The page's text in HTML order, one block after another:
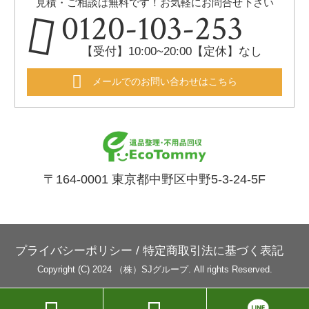
見積・ご相談は無料です！お気軽にお問合せ下さい
0120-103-253
【受付】10:00~20:00【定休】なし
メールでのお問い合わせはこちら
〒164-0001 東京都中野区中野5-3-24-5F
プライバシーポリシー / 特定商取引法に基づく表記
Copyright (C) 2024 （株）SJグループ. All rights Reserved.